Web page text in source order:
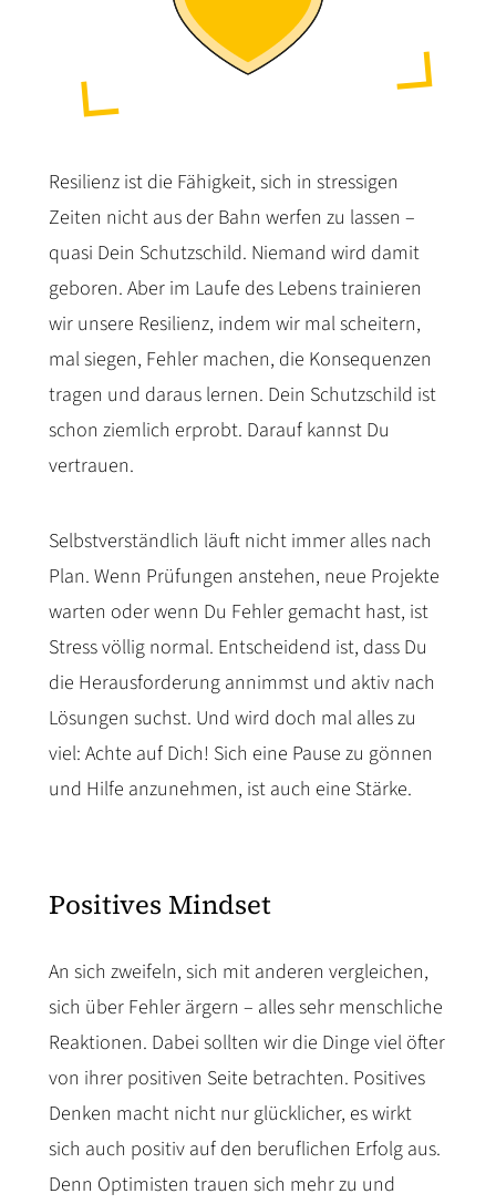
Resilienz ist die Fähigkeit, sich in stressigen
Zeiten nicht aus der Bahn werfen zu lassen –
quasi Dein Schutzschild. Niemand wird damit
geboren. Aber im Laufe des Lebens trainieren
wir unsere Resilienz, indem wir mal scheitern,
mal siegen, Fehler machen, die Konsequenzen
tragen und daraus lernen. Dein Schutzschild ist
schon ziemlich erprobt. Darauf kannst Du
vertrauen.
Selbstverständlich läuft nicht immer alles nach
Plan. Wenn Prüfungen anstehen, neue Projekte
warten oder wenn Du Fehler gemacht hast, ist
Stress völlig normal. Entscheidend ist, dass Du
die Herausforderung annimmst und aktiv nach
Lösungen suchst. Und wird doch mal alles zu
viel: Achte auf Dich! Sich eine Pause zu gönnen
und Hilfe anzunehmen, ist auch eine Stärke.
Positives Mindset
An sich zweifeln, sich mit anderen vergleichen,
sich über Fehler ärgern – alles sehr menschliche
Reaktionen. Dabei sollten wir die Dinge viel öfter
von ihrer positiven Seite betrachten. Positives
Denken macht nicht nur glücklicher, es wirkt
sich auch positiv auf den beruflichen Erfolg aus.
Denn Optimisten trauen sich mehr zu und